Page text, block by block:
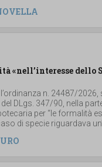
«nell’interesse dello
n. 24487/
del DLgs. 347/90, nella
per “le formalità
di specie riguardava